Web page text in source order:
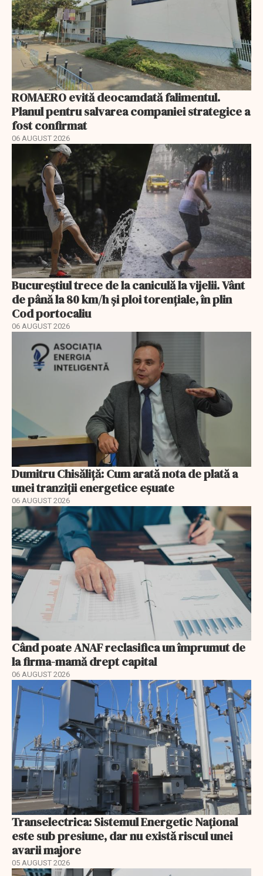
ROMAERO evită deocamdată falimentul.
Planul pentru salvarea companiei strategice a
fost confirmat
06 AUGUST 2026
Bucureștiul trece de la caniculă la vijelii. Vânt
de până la 80 km/h și ploi torențiale, în plin
Cod portocaliu
06 AUGUST 2026
Dumitru Chisăliță: Cum arată nota de plată a
unei tranziții energetice eșuate
06 AUGUST 2026
Când poate ANAF reclasifica un împrumut de
la firma-mamă drept capital
06 AUGUST 2026
Transelectrica: Sistemul Energetic Național
este sub presiune, dar nu există riscul unei
avarii majore
05 AUGUST 2026